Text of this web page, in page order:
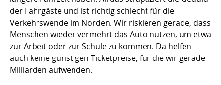
der Fahrgäste und ist richtig schlecht für die
Verkehrswende im Norden. Wir riskieren gerade, dass
Menschen wieder vermehrt das Auto nutzen, um etwa
zur Arbeit oder zur Schule zu kommen. Da helfen
auch keine günstigen Ticketpreise, für die wir gerade
Milliarden aufwenden.